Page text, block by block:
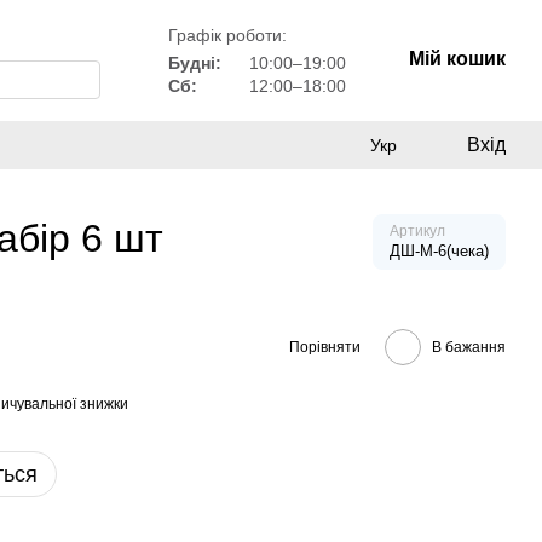
Графік роботи:
Будні:
10:00–19:00
Сб:
12:00–18:00
Мій кошик
Укр Вхід
6 шт Артикул
ДШ-М-6(чека)
Порівняти В бажання
знижки